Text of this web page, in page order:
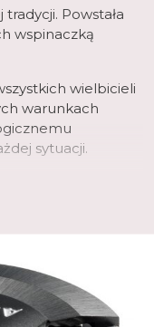
Powstała
wspinaczką
wielbicieli
warunkach
sytuacji.